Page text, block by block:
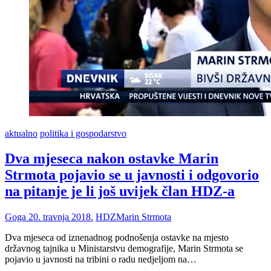
aktualno politika i gospodarstvo
Dva mjeseca nakon ostavke Marin
Strmota pojavio se u javnosti i odgovorio
na pitanje je li još uvijek član HDZ-a
Goga 20. travnja 2018. HDZMarin Strmota
Dva mjeseca od iznenadnog podnošenja ostavke na mjesto
državnog tajnika u Ministarstvu demografije, Marin Strmota se
pojavio u javnosti na tribini o radu nedjeljom na…